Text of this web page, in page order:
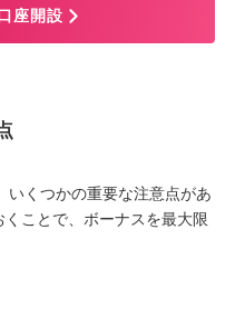
座開設
いくつかの重要な注意点があ
ことで、ボーナスを最大限